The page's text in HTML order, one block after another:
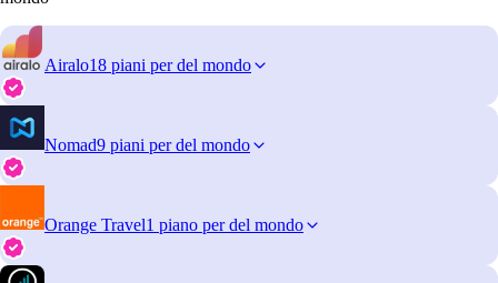
Airalo18 piani per del mondo
Nomad9 piani per del mondo
Orange Travel1 piano per del mondo